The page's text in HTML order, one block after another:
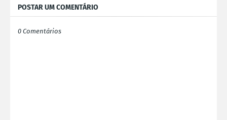
POSTAR UM COMENTÁRIO
0 Comentários